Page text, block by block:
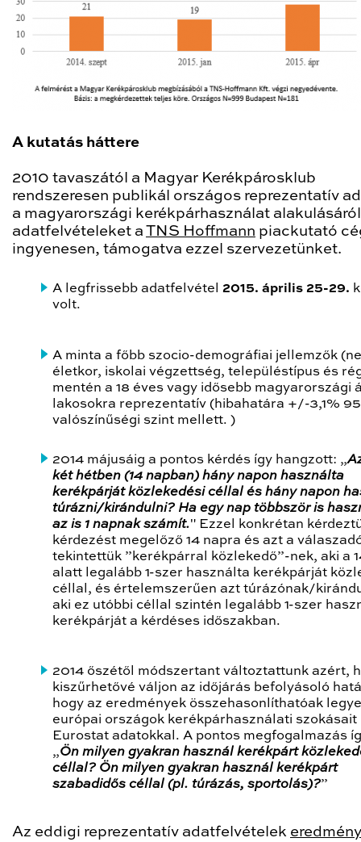
A kutatás háttere
2010 tavaszától a Magyar Kerékpárosklub
rendszeresen publikál országos reprezentatív
a magyarországi kerékpárhasználat
adatfelvételeket a TNS Hoffmann piackutató
ingyenesen, támogatva ezzel szervezetünket.
A legfrissebb adatfelvétel 2015. április 25-29.
volt.
A minta a főbb szocio-demográfiai jellemzők
életkor, iskolai végzettség, településtípus és
mentén a 18 éves vagy idősebb magyarországi
lakosokra reprezentatív (hibahatára +/-3,1%
valószínűségi szint mellett. )
2014 májusáig a pontos kérdés így hangzott: „
két hétben (14 napban) hány napon használta
kerékpárját közlekedési céllal és hány napon
túrázni/kirándulni? Ha egy nap többször is
az is 1 napnak számít." Ezzel konkrétan
kérdezést megelőző 14 napra és azt a
tekintettük ”kerékpárral közlekedő”-nek, aki a
alatt legalább 1-szer használta kerékpárját
céllal, és értelemszerűen azt túrázónak/
aki ez utóbbi céllal szintén legalább 1-szer
kerékpárját a kérdéses időszakban.
2014 őszétől módszertant változtattunk azért,
kiszűrhetővé váljon az időjárás befolyásoló
hogy az eredmények összehasonlíthatóak
európai országok kerékpárhasználati szokásait
Eurostat adatokkal. A pontos megfogalmazás
„Ön milyen gyakran használ kerékpárt
céllal? Ön milyen gyakran használ kerékpárt
szabadidős céllal (pl. túrázás, sportolás)?”
Az eddigi reprezentatív adatfelvételek